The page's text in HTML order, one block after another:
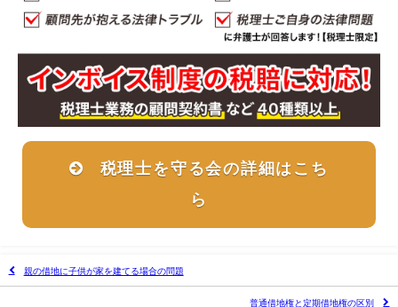
税理士を守る会の詳細はこち
ら
親の借地に子供が家を建てる場合の問題
普通借地権と定期借地権の区別